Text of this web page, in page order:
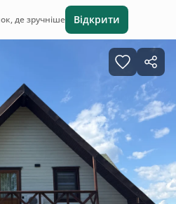
де зручніше Відкрити